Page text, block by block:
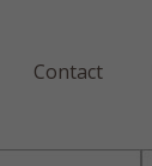
Contact